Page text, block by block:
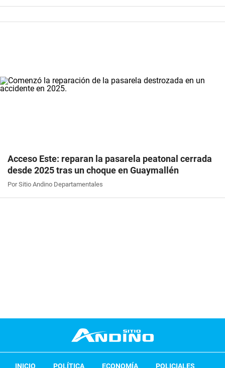
Acceso Este: reparan la pasarela peatonal cerrada
desde 2025 tras un choque en Guaymallén
Por Sitio Andino Departamentales
INICIO POLÍTICA ECONOMÍA POLICIALES